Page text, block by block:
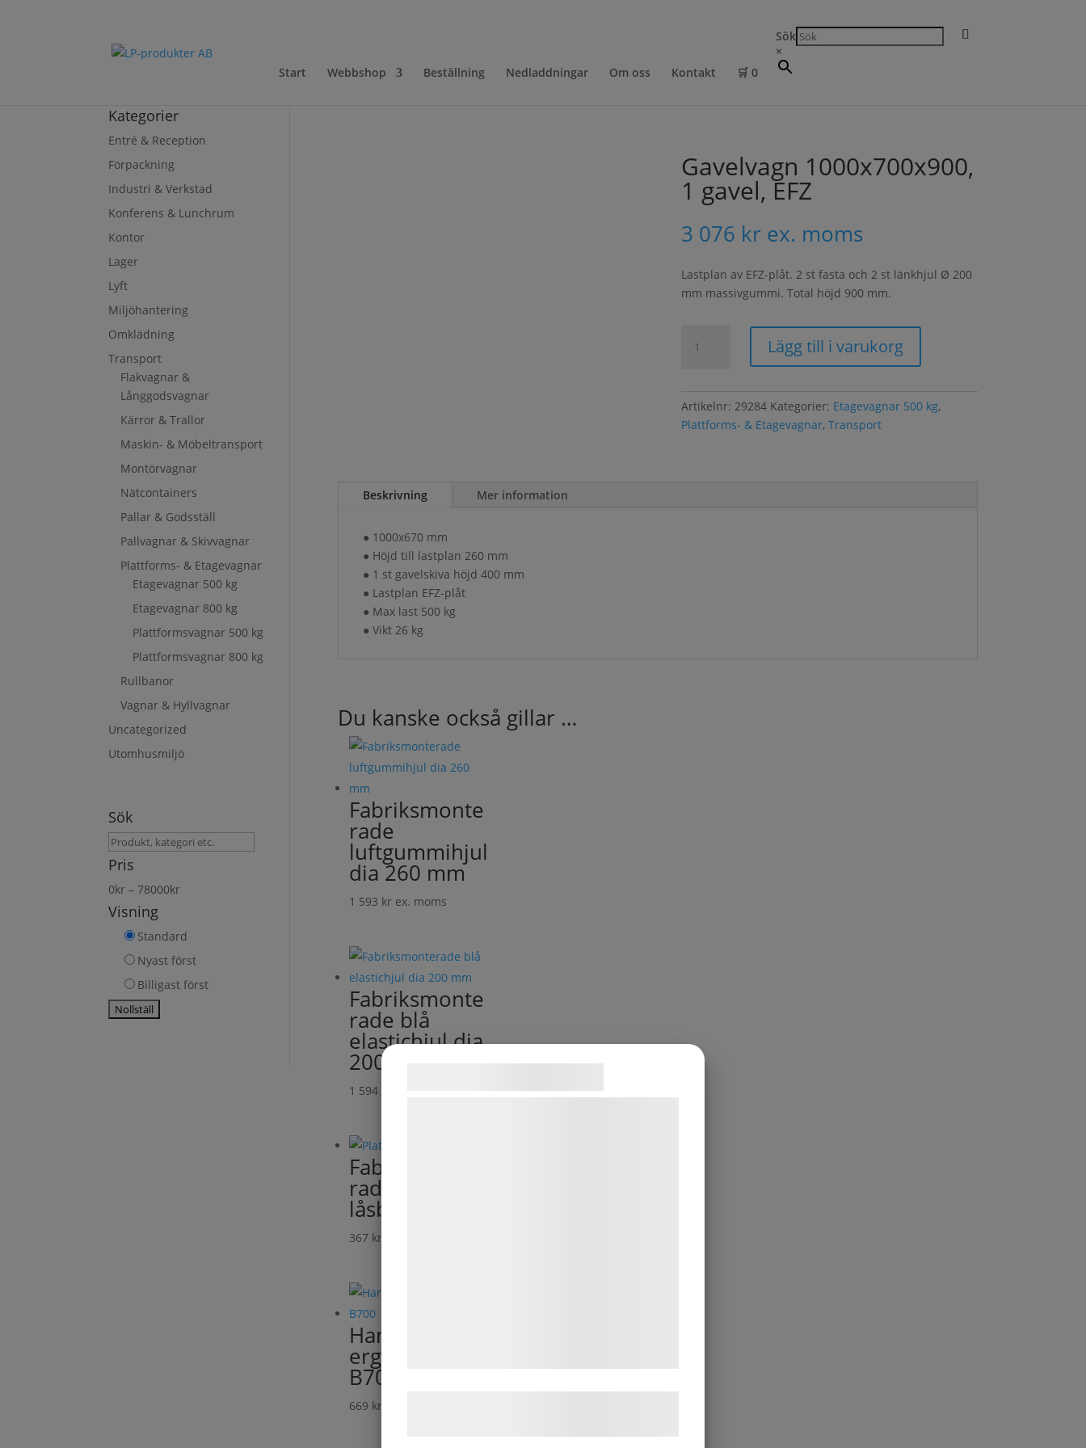
Start Webbshop Beställning Nedladdningar Om oss Kontakt 🛒 0
Sök
×
Kategorier
Entré & Reception
Förpackning
Industri & Verkstad
Konferens & Lunchrum
Kontor
Lager
Lyft
Miljöhantering
Omklädning
Transport
Flakvagnar &
Långgodsvagnar
Kärror & Trallor
Maskin- & Möbeltransport
Montörvagnar
Nätcontainers
Pallar & Godsställ
Pallvagnar & Skivvagnar
Plattforms- & Etagevagnar
Etagevagnar 500 kg
Etagevagnar 800 kg
Plattformsvagnar 500 kg
Plattformsvagnar 800 kg
Rullbanor
Vagnar & Hyllvagnar
Uncategorized
Utomhusmiljö
Sök
Sök
produkt
Pris
0kr –78000kr
Visning
Standard
Nyast först
Billigast först
Gavelvagn 1000x700x900,
1 gavel, EFZ
3 076 kr ex. moms
Lastplan av EFZ-plåt. 2 st fasta och 2 st länkhjul Ø 200
mm massivgummi. Total höjd 900 mm.
1000x700x900,
EFZ
mängd
Lägg till i varukorg
Artikelnr:29284 Kategorier: Etagevagnar 500 kg,
Plattforms- & Etagevagnar,Transport
Beskrivning Mer information
● 1000x670 mm
● Höjd till lastplan 260 mm
● 1 st gavelskiva höjd 400 mm
● Lastplan EFZ-plåt
● Max last 500 kg
● Vikt 26 kg
Du kanske också gillar …
Fabriksmonte
rade
luftgummihjul
dia 260 mm
1 593 kr ex. moms
Fabriksmonte
rade blå
elastichjul dia
200 mm
1 594
Fabriksmonte
rade 2 st
låsbara hjul
367 kr
Handtag
ergonomi,
B700
669 kr